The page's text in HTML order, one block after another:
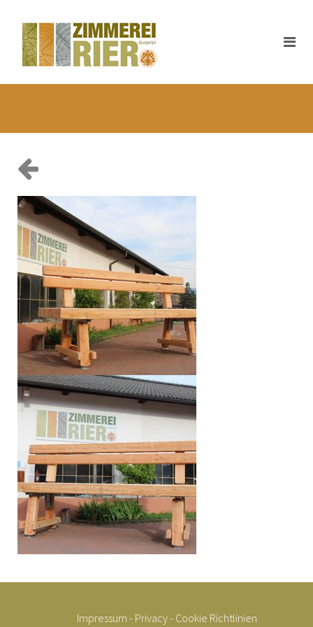
Impressum - Privacy- Cookie Richtlinien